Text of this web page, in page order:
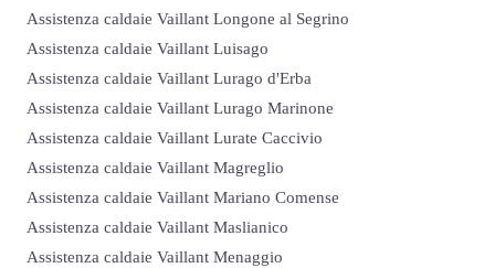
Assistenza caldaie Vaillant Longone al Segrino
Assistenza caldaie Vaillant Luisago
Assistenza caldaie Vaillant Lurago d'Erba
Assistenza caldaie Vaillant Lurago Marinone
Assistenza caldaie Vaillant Lurate Caccivio
Assistenza caldaie Vaillant Magreglio
Assistenza caldaie Vaillant Mariano Comense
Assistenza caldaie Vaillant Maslianico
Assistenza caldaie Vaillant Menaggio